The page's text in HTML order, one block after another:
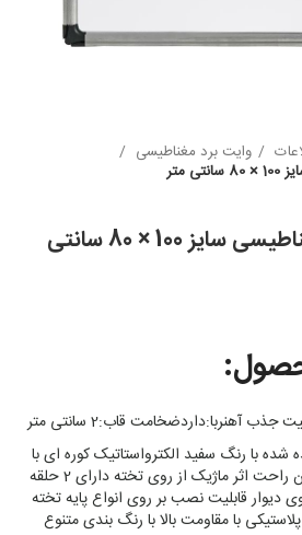
وایت برد مغناطیسی
متر
تخته وایت برد مغناطیسی سایز 100 × 80 سانتی
ضخامت قاب:2 سانتی متر جذب آهنربا:دارد
شده با رنگ سفید الکترواستاتیک کوره ای با
کیفیت بالا قابلیت پاک کردن راحت اثر ماژیک از روی تخته دارای 2 حلقه
قابلیت نصب بر روی انواع پایه تخته